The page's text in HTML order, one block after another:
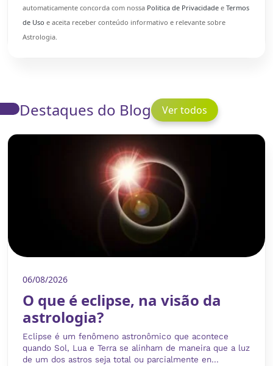
automaticamente concorda com nossa Politica de Privacidade e Termos
de Uso e aceita receber conteúdo informativo e relevante sobre
Astrologia.
Destaques do Blog Ver todos
06/08/2026
O que é eclipse, na visão da
astrologia?
Eclipse é um fenômeno astronômico que acontece
quando Sol, Lua e Terra se alinham de maneira que a luz
de um dos astros seja total ou parcialmente en...